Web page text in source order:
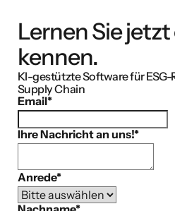
Lernen Sie
kennen.
KI-gestützte Software für ESG-
Supply Chain
Email*
Ihre Nachricht an uns!*
Anrede*